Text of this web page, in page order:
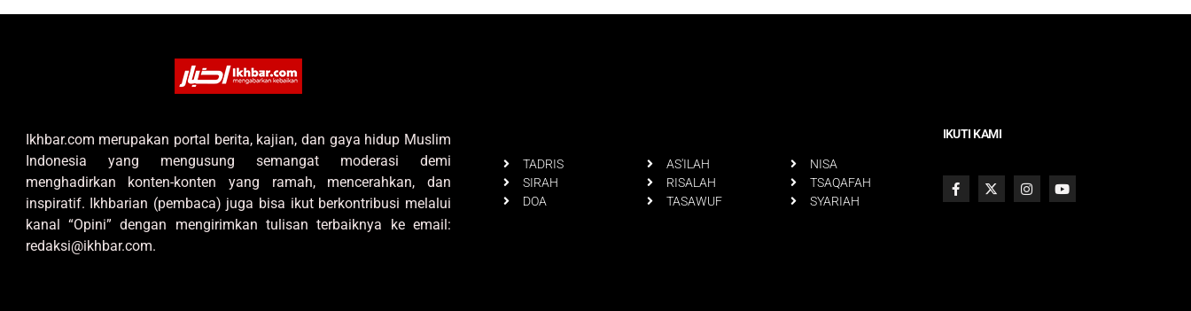
Ikhbar.com merupakan portal berita, kajian, dan gaya hidup Muslim
Indonesia yang mengusung semangat moderasi demi
menghadirkan konten-konten yang ramah, mencerahkan, dan
inspiratif. Ikhbarian (pembaca) juga bisa ikut berkontribusi melalui
kanal “Opini” dengan mengirimkan tulisan terbaiknya ke email:
redaksi@ikhbar.com.
TADRIS
SIRAH
DOA
AS'ILAH
RISALAH
TASAWUF
NISA
TSAQAFAH
SYARIAH
IKUTI KAMI